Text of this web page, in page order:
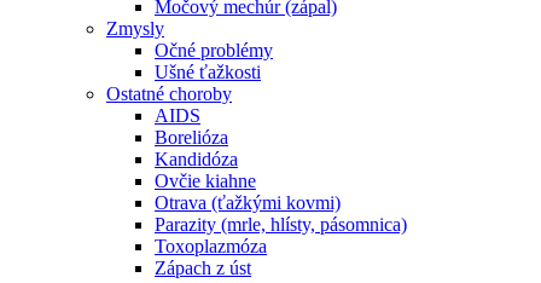
Močový mechúr (zápal)
Zmysly
Očné problémy
Ušné ťažkosti
Ostatné choroby
AIDS
Borelióza
Kandidóza
Ovčie kiahne
Otrava (ťažkými kovmi)
Parazity (mrle, hlísty, pásomnica)
Toxoplazmóza
Zápach z úst